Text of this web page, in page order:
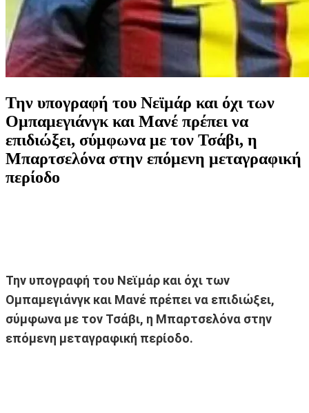
Την υπογραφή του Νεϊμάρ και όχι των
Ομπαμεγιάνγκ και Μανέ πρέπει να
επιδιώξει, σύμφωνα με τον Τσάβι, η
Μπαρτσελόνα στην επόμενη μεταγραφική
περίοδο
Την υπογραφή του Νεϊμάρ και όχι των
Ομπαμεγιάνγκ και Μανέ πρέπει να επιδιώξει,
σύμφωνα με τον Τσάβι, η Μπαρτσελόνα στην
επόμενη μεταγραφική περίοδο.